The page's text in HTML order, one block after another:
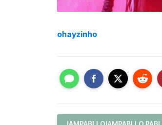
ohayzinho